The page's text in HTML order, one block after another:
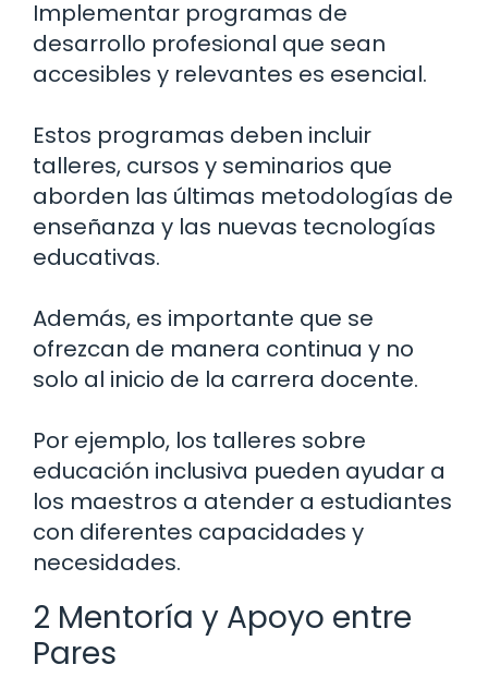
Implementar programas de
desarrollo profesional que sean
accesibles y relevantes es esencial.
Estos programas deben incluir
talleres, cursos y seminarios que
aborden las últimas metodologías de
enseñanza y las nuevas tecnologías
educativas.
Además, es importante que se
ofrezcan de manera continua y no
solo al inicio de la carrera docente.
Por ejemplo, los talleres sobre
educación inclusiva pueden ayudar a
los maestros a atender a estudiantes
con diferentes capacidades y
necesidades.
2 Mentoría y Apoyo entre
Pares